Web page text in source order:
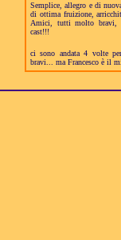
Semplice, allegro e di
di ottima fruizione,
Amici, tutti molto bravi,
cast!!!
ci sono andata 4 volte
bravi... ma Francesco è il